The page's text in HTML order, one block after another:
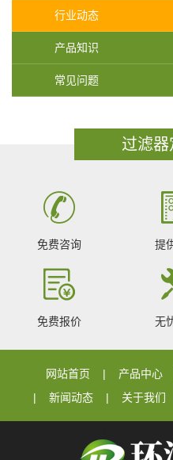
行业动态
产品知识
常见问题
过滤
免费咨询 提
免费报价 无
网站首页 产品中心
新闻动态
关于我们